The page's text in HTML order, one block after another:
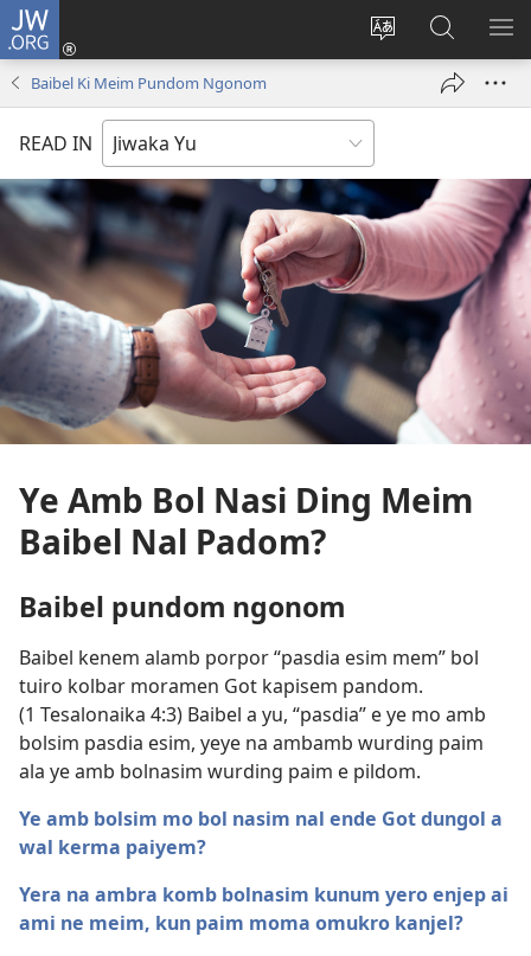
JW.ORG
Change
language
Log
window)
JW.ORG
pu
kanjel
Baibel Ki Meim Pundom Ngonom
READ IN
Ye Amb Bol Nasi Ding Meim
Baibel Nal Padom?
Baibel pundom ngonom
Baibel kenem alamb porpor “pasdia esim mem” bol
tuiro kolbar moramen Got kapisem pandom.
(1 Tesalonaika 4:3) Baibel a yu, “pasdia” e ye mo amb
bolsim pasdia esim, yeye na ambamb wurding paim
ala ye amb bolnasim wurding paim e pildom.
Ye amb bolsim mo bol nasim nal ende Got dungol a
wal kerma paiyem?
Yera na ambra komb bolnasim kunum yero enjep ai
ami ne meim, kun paim moma omukro kanjel?